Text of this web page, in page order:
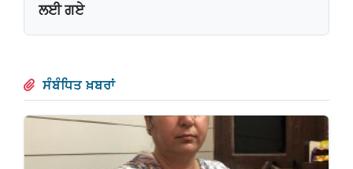
ਲਈ ਗਏ
ਸੰਬੰਧਿਤ ਖ਼ਬਰਾਂ